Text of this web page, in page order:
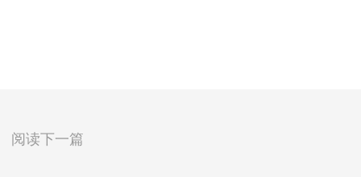
阅读下一篇